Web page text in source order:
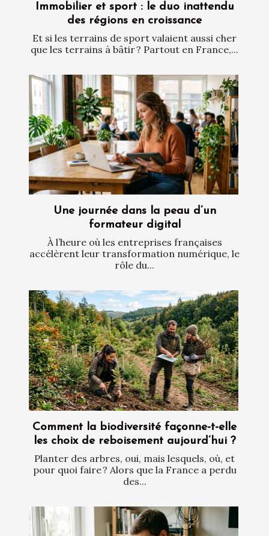
Immobilier et sport : le duo inattendu
des régions en croissance
Et si les terrains de sport valaient aussi cher
que les terrains à bâtir ? Partout en France,...
Une journée dans la peau d’un
formateur digital
À l’heure où les entreprises françaises
accélèrent leur transformation numérique, le
rôle du...
Comment la biodiversité façonne-t-elle
les choix de reboisement aujourd’hui ?
Planter des arbres, oui, mais lesquels, où, et
pour quoi faire ? Alors que la France a perdu
des...